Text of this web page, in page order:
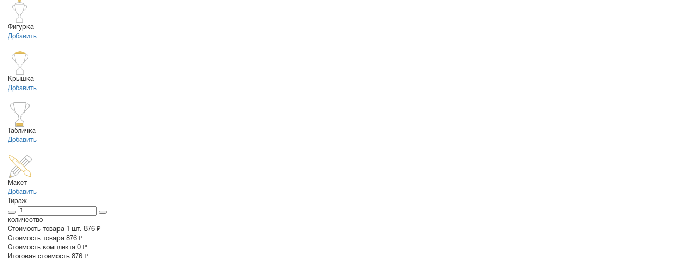
Фигурка
Добавить
Крышка
Добавить
Табличка
Добавить
Макет
Добавить
Тираж
количество
Стоимость товара 1 шт. 876 ₽
Cтоимость товара 876 ₽
Стоимость комплекта 0 ₽
Итоговая стоимость 876 ₽